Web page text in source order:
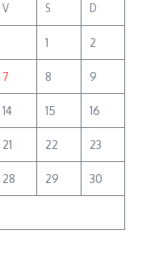
V S D
1 2
7 8 9
14 15 16
21 22 23
28 29 30